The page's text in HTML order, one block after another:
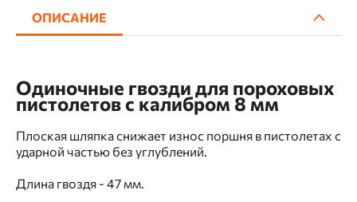
ОПИСАНИЕ
Одиночные гвозди для пороховых
пистолетов c калибром 8 мм
Плоская шляпка снижает износ поршня в пистолетах с
ударной частью без углублений.
Длина гвоздя - 47 мм.